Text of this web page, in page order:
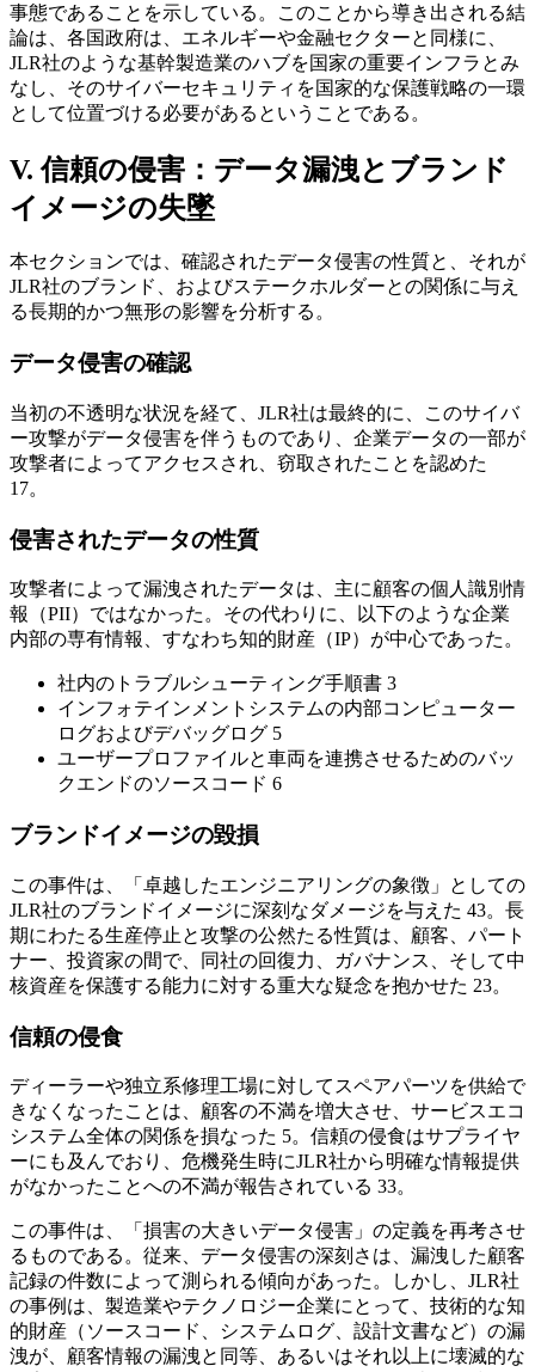
事態であることを示している。このことから導き出される結
論は、各国政府は、エネルギーや金融セクターと同様に、
JLR社のような基幹製造業のハブを国家の重要インフラとみ
なし、そのサイバーセキュリティを国家的な保護戦略の一環
として位置づける必要があるということである。
V. 信頼の侵害：データ漏洩とブランド
イメージの失墜
本セクションでは、確認されたデータ侵害の性質と、それが
JLR社のブランド、およびステークホルダーとの関係に与え
る長期的かつ無形の影響を分析する。
データ侵害の確認
当初の不透明な状況を経て、JLR社は最終的に、このサイバ
ー攻撃がデータ侵害を伴うものであり、企業データの一部が
攻撃者によってアクセスされ、窃取されたことを認めた
17。
侵害されたデータの性質
攻撃者によって漏洩されたデータは、主に顧客の個人識別情
報（PII）ではなかった。その代わりに、以下のような企業
内部の専有情報、すなわち知的財産（IP）が中心であった。
社内のトラブルシューティング手順書 3
インフォテインメントシステムの内部コンピューター
ログおよびデバッグログ 5
ユーザープロファイルと車両を連携させるためのバッ
クエンドのソースコード 6
ブランドイメージの毀損
この事件は、「卓越したエンジニアリングの象徴」としての
JLR社のブランドイメージに深刻なダメージを与えた 43。長
期にわたる生産停止と攻撃の公然たる性質は、顧客、パート
ナー、投資家の間で、同社の回復力、ガバナンス、そして中
核資産を保護する能力に対する重大な疑念を抱かせた 23。
信頼の侵食
ディーラーや独立系修理工場に対してスペアパーツを供給で
きなくなったことは、顧客の不満を増大させ、サービスエコ
システム全体の関係を損なった 5。信頼の侵食はサプライヤ
ーにも及んでおり、危機発生時にJLR社から明確な情報提供
がなかったことへの不満が報告されている 33。
この事件は、「損害の大きいデータ侵害」の定義を再考させ
るものである。従来、データ侵害の深刻さは、漏洩した顧客
記録の件数によって測られる傾向があった。しかし、JLR社
の事例は、製造業やテクノロジー企業にとって、技術的な知
的財産（ソースコード、システムログ、設計文書など）の漏
洩が、顧客情報の漏洩と同等、あるいはそれ以上に壊滅的な